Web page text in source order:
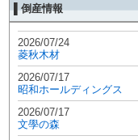
▌倒産情報
2026/07/24
菱秋木材
2026/07/17
昭和ホールディングス
2026/07/17
文學の森